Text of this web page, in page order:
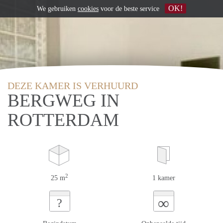
DEZE KAMER IS VERHUURD
BERGWEG IN
ROTTERDAM
25 m2 1 kamer
? ∞
We gebruiken cookies voor de beste service OK!